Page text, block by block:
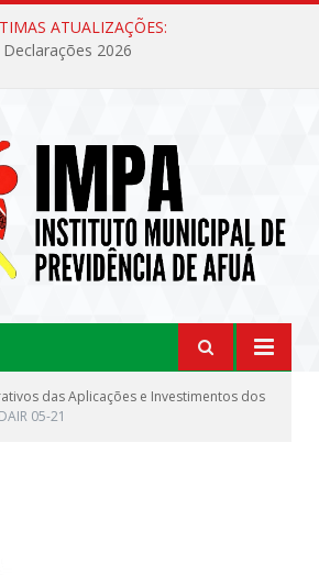
ATUALIZAÇÕES:
Declarações 2026
das Aplicações e Investimentos dos
DAIR 05-21